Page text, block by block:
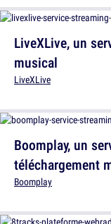
LiveXLive, un
musical
LiveXLive
Boomplay, un
téléchargement
Boomplay